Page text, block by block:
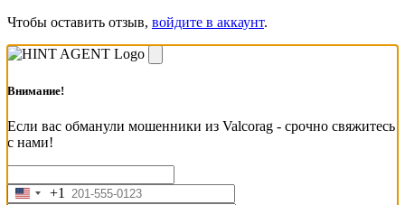
Чтобы оставить отзыв, войдите в аккаунт.
Внимание!
Если вас обманули мошенники из Valcorag - срочно свяжитесь
с нами!
United
+1